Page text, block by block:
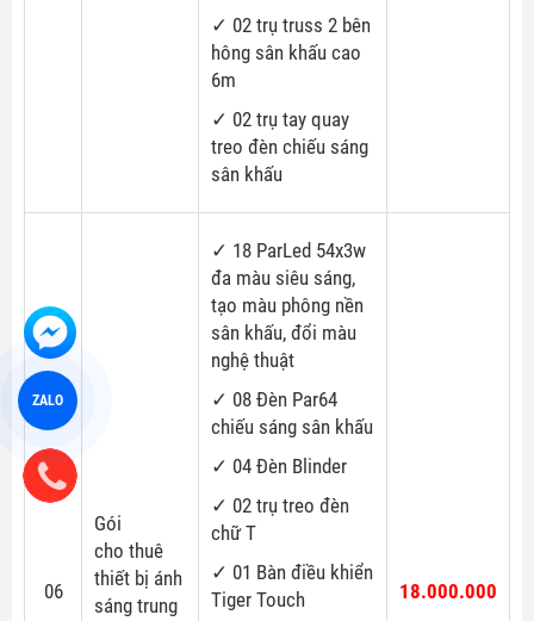
✓ 02 trụ truss 2 bên
hông sân khấu cao
6m
✓ 02 trụ tay quay
treo đèn chiếu sáng
sân khấu
06
Gói
cho thuê
thiết bị ánh
sáng trung
✓ 18 ParLed 54x3w
đa màu siêu sáng,
tạo màu phông nền
sân khấu, đổi màu
nghệ thuật
✓ 08 Đèn Par64
chiếu sáng sân khấu
✓ 04 Đèn Blinder
✓ 02 trụ treo đèn
chữ T
✓ 01 Bàn điều khiển
Tiger Touch
18.000.000
ZALO